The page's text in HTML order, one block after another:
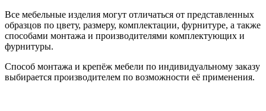
Все мебельные изделия могут отличаться от представленных
образцов по цвету, размеру, комплектации, фурнитуре, а также
способами монтажа и производителями комплектующих и
фурнитуры.
Способ монтажа и крепёж мебели по индивидуальному заказу
выбирается производителем по возможности её применения.